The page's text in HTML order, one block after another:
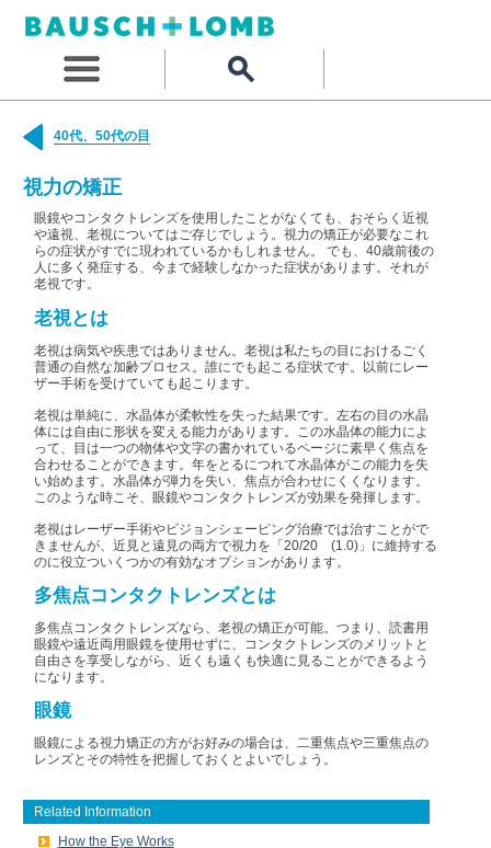
40代、50代の目
視力の矯正
眼鏡やコンタクトレンズを使用したことがなくても、おそらく近視
や遠視、老視についてはご存じでしょう。視力の矯正が必要なこれ
らの症状がすでに現われているかもしれません。 でも、40歳前後の
人に多く発症する、今まで経験しなかった症状があります。それが
老視です。
老視とは
老視は病気や疾患ではありません。老視は私たちの目におけるごく
普通の自然な加齢プロセス。誰にでも起こる症状です。以前にレー
ザー手術を受けていても起こります。
老視は単純に、水晶体が柔軟性を失った結果です。左右の目の水晶
体には自由に形状を変える能力があります。この水晶体の能力によ
って、目は一つの物体や文字の書かれているページに素早く焦点を
合わせることができます。年をとるにつれて水晶体がこの能力を失
い始めます。水晶体が弾力を失い、焦点が合わせにくくなります。
このような時こそ、眼鏡やコンタクトレンズが効果を発揮します。
老視はレーザー手術やビジョンシェーピング治療では治すことがで
きませんが、近見と遠見の両方で視力を「20/20 (1.0)」に維持する
のに役立ついくつかの有効なオプションがあります。
多焦点コンタクトレンズとは
多焦点コンタクトレンズなら、老視の矯正が可能。つまり、読書用
眼鏡や遠近両用眼鏡を使用せずに、コンタクトレンズのメリットと
自由さを享受しながら、近くも遠くも快適に見ることができるよう
になります。
眼鏡
眼鏡による視力矯正の方がお好みの場合は、二重焦点や三重焦点の
レンズとその特性を把握しておくとよいでしょう。
Related Information
How the Eye Works